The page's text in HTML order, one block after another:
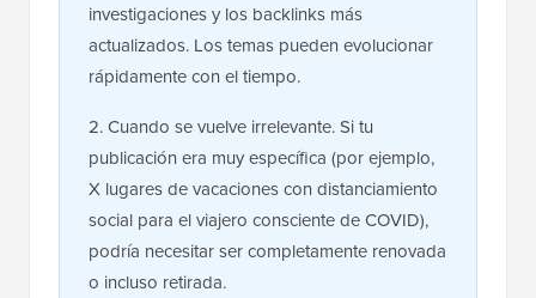
investigaciones y los backlinks más
actualizados. Los temas pueden evolucionar
rápidamente con el tiempo.
2. Cuando se vuelve irrelevante. Si tu
publicación era muy específica (por ejemplo,
X lugares de vacaciones con distanciamiento
social para el viajero consciente de COVID),
podría necesitar ser completamente renovada
o incluso retirada.